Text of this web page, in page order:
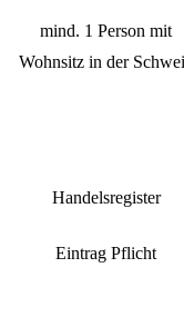
mind. 1 Person mit
Wohnsitz in der
Handelsregister
Eintrag Pflicht